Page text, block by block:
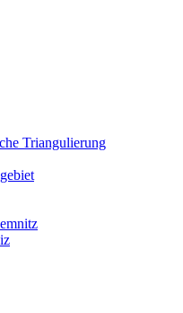
Triangulierung